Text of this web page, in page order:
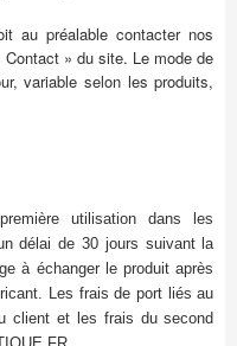
au préalable contacter nos
» du site. Le mode de
variable selon les produits,
utilisation dans les
délai de 30 jours suivant la
à échanger le produit après
Les frais de port liés au
client et les frais du second